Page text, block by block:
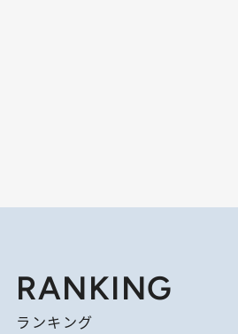
RANKING
ランキング